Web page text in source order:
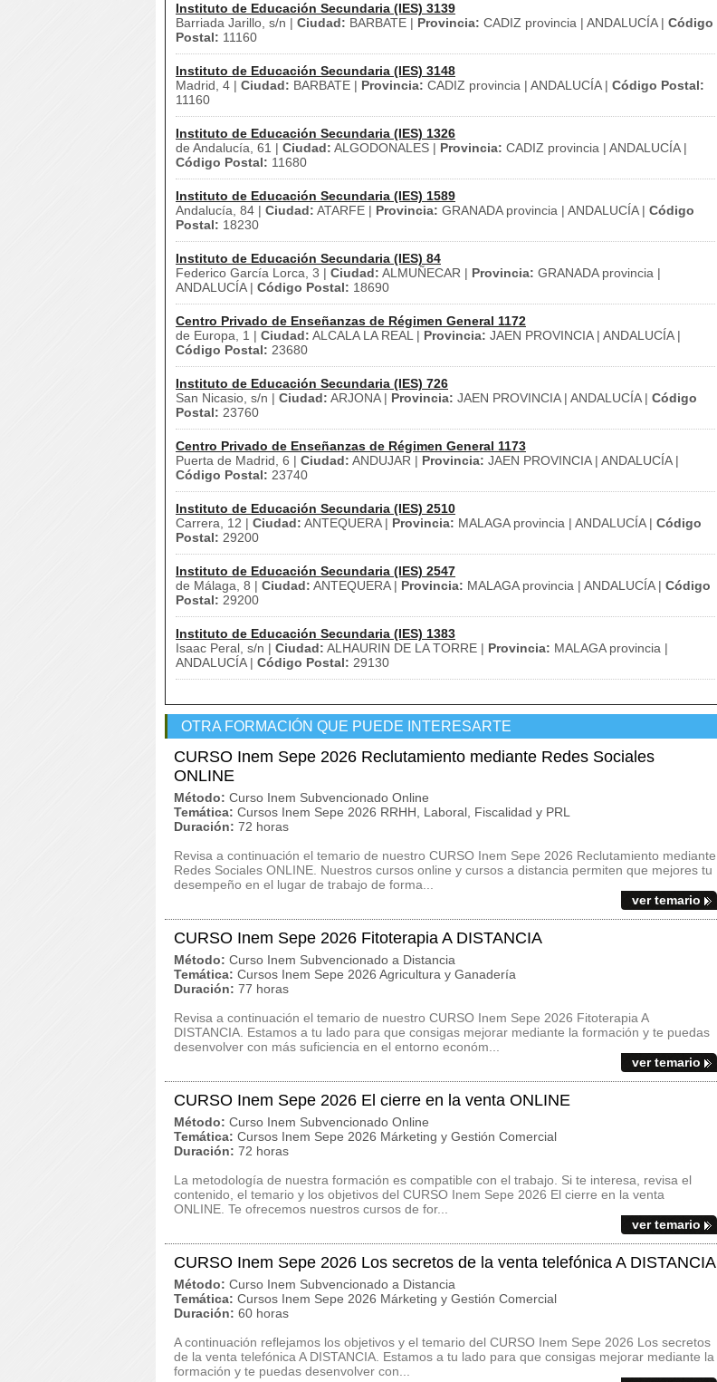
Instituto de Educación Secundaria (IES) 3139
Barriada Jarillo, s/n | Ciudad: BARBATE | Provincia: CADIZ provincia | ANDALUCÍA | Código
Postal: 11160
Instituto de Educación Secundaria (IES) 3148
Madrid, 4 | Ciudad: BARBATE | Provincia: CADIZ provincia | ANDALUCÍA | Código Postal:
11160
Instituto de Educación Secundaria (IES) 1326
de Andalucía, 61 | Ciudad: ALGODONALES | Provincia: CADIZ provincia | ANDALUCÍA |
Código Postal: 11680
Instituto de Educación Secundaria (IES) 1589
Andalucía, 84 | Ciudad: ATARFE | Provincia: GRANADA provincia | ANDALUCÍA | Código
Postal: 18230
Instituto de Educación Secundaria (IES) 84
Federico García Lorca, 3 | Ciudad: ALMUÑECAR | Provincia: GRANADA provincia |
ANDALUCÍA | Código Postal: 18690
Centro Privado de Enseñanzas de Régimen General 1172
de Europa, 1 | Ciudad: ALCALA LA REAL | Provincia: JAEN PROVINCIA | ANDALUCÍA |
Código Postal: 23680
Instituto de Educación Secundaria (IES) 726
San Nicasio, s/n | Ciudad: ARJONA | Provincia: JAEN PROVINCIA | ANDALUCÍA | Código
Postal: 23760
Centro Privado de Enseñanzas de Régimen General 1173
Puerta de Madrid, 6 | Ciudad: ANDUJAR | Provincia: JAEN PROVINCIA | ANDALUCÍA |
Código Postal: 23740
Instituto de Educación Secundaria (IES) 2510
Carrera, 12 | Ciudad: ANTEQUERA | Provincia: MALAGA provincia | ANDALUCÍA | Código
Postal: 29200
Instituto de Educación Secundaria (IES) 2547
de Málaga, 8 | Ciudad: ANTEQUERA | Provincia: MALAGA provincia | ANDALUCÍA | Código
Postal: 29200
Instituto de Educación Secundaria (IES) 1383
Isaac Peral, s/n | Ciudad: ALHAURIN DE LA TORRE | Provincia: MALAGA provincia |
ANDALUCÍA | Código Postal: 29130
OTRA FORMACIÓN QUE PUEDE INTERESARTE
CURSO Inem Sepe 2026 Reclutamiento mediante Redes Sociales
ONLINE
Método: Curso Inem Subvencionado Online
Temática: Cursos Inem Sepe 2026 RRHH, Laboral, Fiscalidad y PRL
Duración: 72 horas
Revisa a continuación el temario de nuestro CURSO Inem Sepe 2026 Reclutamiento mediante
Redes Sociales ONLINE. Nuestros cursos online y cursos a distancia permiten que mejores tu
desempeño en el lugar de trabajo de forma...
ver temario
CURSO Inem Sepe 2026 Fitoterapia A DISTANCIA
Método: Curso Inem Subvencionado a Distancia
Temática: Cursos Inem Sepe 2026 Agricultura y Ganadería
Duración: 77 horas
Revisa a continuación el temario de nuestro CURSO Inem Sepe 2026 Fitoterapia A
DISTANCIA. Estamos a tu lado para que consigas mejorar mediante la formación y te puedas
desenvolver con más suficiencia en el entorno económ...
ver temario
CURSO Inem Sepe 2026 El cierre en la venta ONLINE
Método: Curso Inem Subvencionado Online
Temática: Cursos Inem Sepe 2026 Márketing y Gestión Comercial
Duración: 72 horas
La metodología de nuestra formación es compatible con el trabajo. Si te interesa, revisa el
contenido, el temario y los objetivos del CURSO Inem Sepe 2026 El cierre en la venta
ONLINE. Te ofrecemos nuestros cursos de for...
ver temario
CURSO Inem Sepe 2026 Los secretos de la venta telefónica A DISTANCIA
Método: Curso Inem Subvencionado a Distancia
Temática: Cursos Inem Sepe 2026 Márketing y Gestión Comercial
Duración: 60 horas
A continuación reflejamos los objetivos y el temario del CURSO Inem Sepe 2026 Los secretos
de la venta telefónica A DISTANCIA. Estamos a tu lado para que consigas mejorar mediante la
formación y te puedas desenvolver con...